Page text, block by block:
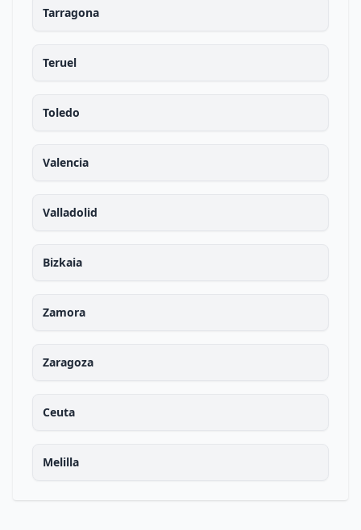
Tarragona
Teruel
Toledo
Valencia
Valladolid
Bizkaia
Zamora
Zaragoza
Ceuta
Melilla